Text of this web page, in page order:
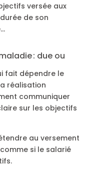
versée aux
de son
: due ou
fait dépendre le
réalisation
communiquer
sur les objectifs
au versement
si le salarié